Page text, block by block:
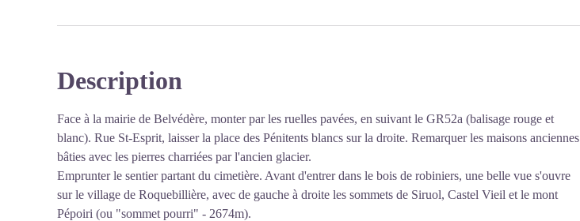
Voir l'image en plein écran
jours et ne seront indépendants qu'un mois et demi à deux mois plus tard.
Description
Face à la mairie de Belvédère, monter par les ruelles pavées, en suivant le GR52a (balisage rouge et
blanc). Rue St-Esprit, laisser la place des Pénitents blancs sur la droite. Remarquer les maisons anciennes
bâties avec les pierres charriées par l'ancien glacier.
Emprunter le sentier partant du cimetière. Avant d'entrer dans le bois de robiniers, une belle vue s'ouvre
sur le village de Roquebillière, avec de gauche à droite les sommets de Siruol, Castel Vieil et le mont
Pépoiri (ou "sommet pourri" - 2674m).